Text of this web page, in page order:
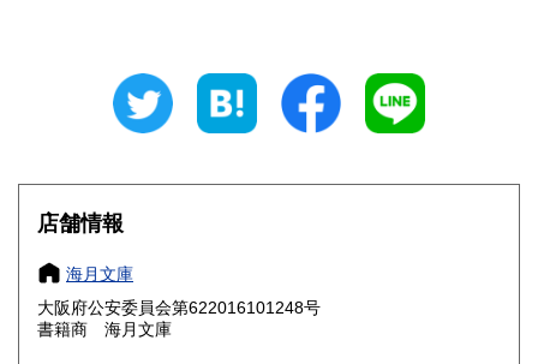
250円 福井県
250円 長野県
岐阜県 250円 静岡県 250円
愛知県
滋賀県
大阪府
店舗情報
海月文庫
大阪府公安委員会第622016101248号
書籍商 海月文庫